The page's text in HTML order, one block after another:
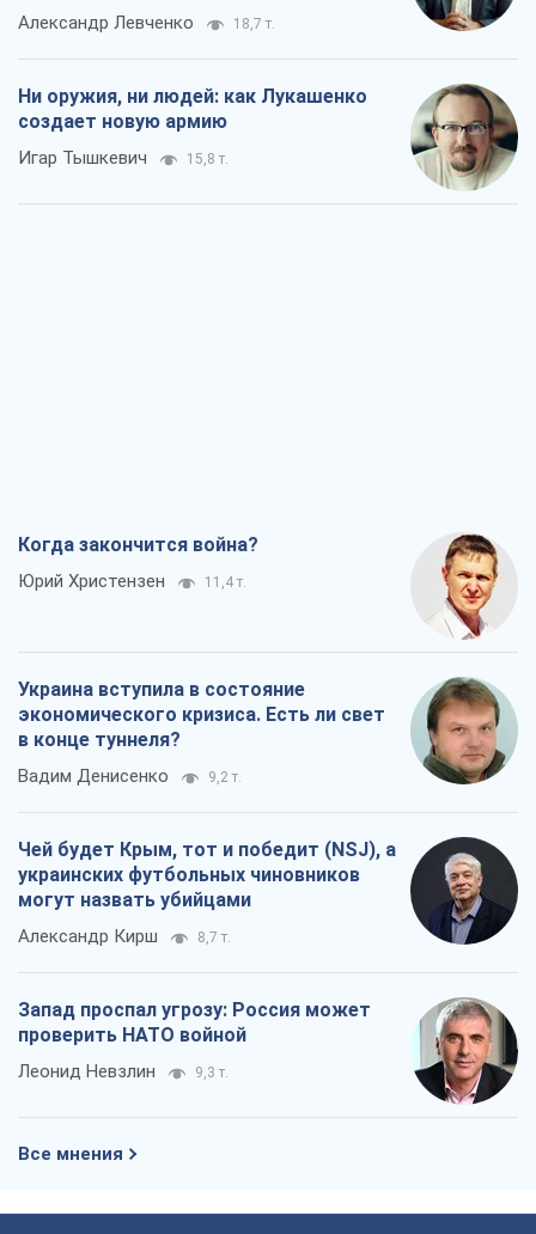
Александр Левченко 18,7 т.
Ни оружия, ни людей: как Лукашенко
создает новую армию
Игар Тышкевич 15,8 т.
Когда закончится война?
Юрий Христензен 11,4 т.
Украина вступила в состояние
экономического кризиса. Есть ли свет
в конце туннеля?
Вадим Денисенко 9,2 т.
Чей будет Крым, тот и победит (NSJ), а
украинских футбольных чиновников
могут назвать убийцами
Александр Кирш 8,7 т.
Запад проспал угрозу: Россия может
проверить НАТО войной
Леонид Невзлин 9,3 т.
Все мнения